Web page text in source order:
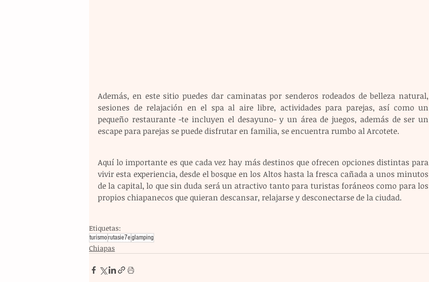
Además, en este sitio puedes dar caminatas por senderos rodeados de belleza natural,
sesiones de relajación en el spa al aire libre, actividades para parejas, así como un
pequeño restaurante -te incluyen el desayuno- y un área de juegos, además de ser un
escape para parejas se puede disfrutar en familia, se encuentra rumbo al Arcotete.
Aquí lo importante es que cada vez hay más destinos que ofrecen opciones distintas para
vivir esta experiencia, desde el bosque en los Altos hasta la fresca cañada a unos minutos
de la capital, lo que sin duda será un atractivo tanto para turistas foráneos como para los
propios chiapanecos que quieran descansar, relajarse y desconectarse de la ciudad.
Etiquetas:
turismorutasie7eglamping
Chiapas